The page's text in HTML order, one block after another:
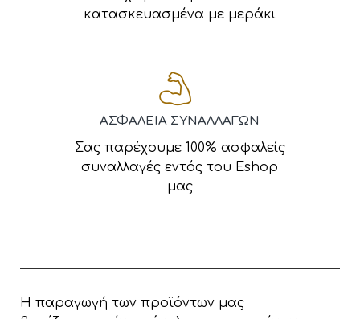
κατασκευασμένα με μεράκι
ΑΣΦΑΛΕΙΑ ΣΥΝΑΛΛΑΓΩΝ
Σας παρέχουμε 100% ασφαλείς
συναλλαγές εντός του Eshop
μας
Η παραγωγή των προϊόντων μας